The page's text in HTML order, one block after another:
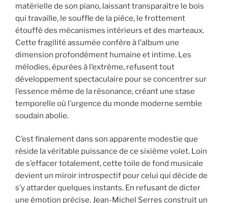
matérielle de son piano, laissant transparaître le bois
qui travaille, le souffle de la pièce, le frottement
étouffé des mécanismes intérieurs et des marteaux.
Cette fragilité assumée confère à l’album une
dimension profondément humaine et intime. Les
mélodies, épurées à l’extrême, refusent tout
développement spectaculaire pour se concentrer sur
l’essence même de la résonance, créant une stase
temporelle où l’urgence du monde moderne semble
soudain abolie.
C’est finalement dans son apparente modestie que
réside la véritable puissance de ce sixième volet. Loin
de s’effacer totalement, cette toile de fond musicale
devient un miroir introspectif pour celui qui décide de
s’y attarder quelques instants. En refusant de dicter
une émotion précise, Jean-Michel Serres construit un